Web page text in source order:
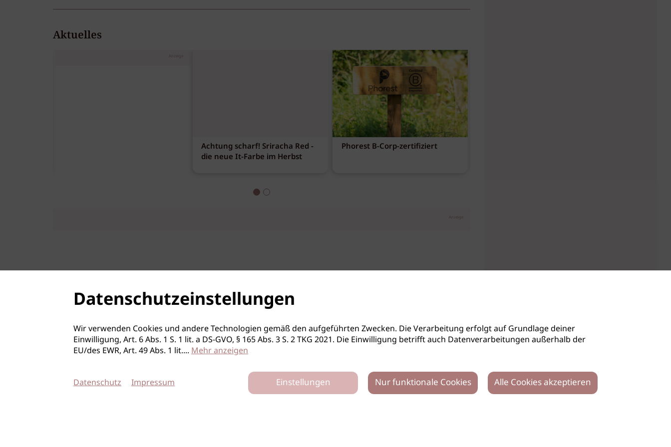
Aktuelles
Anzeige
Achtung scharf! Sriracha Red -
die neue It-Farbe im Herbst
Phorest B-Corp-zertifiziert
Anzeige
Datenschutzeinstellungen
Wir verwenden Cookies und andere Technologien gemäß den aufgeführten Zwecken. Die Verarbeitung erfolgt auf Grundlage deiner
Einwilligung, Art. 6 Abs. 1 S. 1 lit. a DS-GVO, § 165 Abs. 3 S. 2 TKG 2021. Die Einwilligung betrifft auch Datenverarbeitungen außerhalb der
EU/des EWR, Art. 49 Abs. 1 lit.... Mehr anzeigen
Datenschutz Impressum Einstellungen Nur funktionale Cookies Alle Cookies akzeptieren